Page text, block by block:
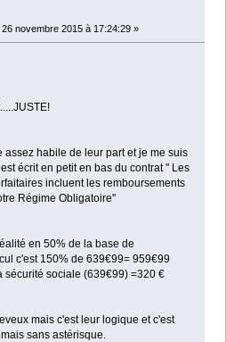
26 novembre 2015 à 17:24:29 »
habile de leur part et je me suis
écrit en petit en bas du contrat " Les
incluent les remboursements
Régime Obligatoire"
en 50% de la base de
c'est 150% de 639€99= 959€99
sécurité sociale (639€99) =320 €
mais c'est leur logique et c'est
sans astérisque.